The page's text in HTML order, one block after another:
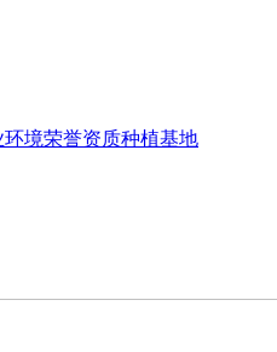
环境荣誉资质种植基地